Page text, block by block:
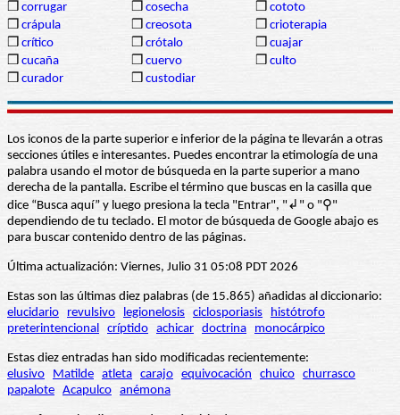
❒ corrugar ❒ cosecha ❒ cototo
❒ crápula ❒ creosota ❒ crioterapia
❒ crítico ❒ crótalo ❒ cuajar
❒ cucaña ❒ cuervo ❒ culto
❒ curador ❒ custodiar
Los iconos de la parte superior e inferior de la página te llevarán a otras
secciones útiles e interesantes. Puedes encontrar la etimología de una
palabra usando el motor de búsqueda en la parte superior a mano
derecha de la pantalla. Escribe el término que buscas en la casilla que
dice “Busca aquí” y luego presiona la tecla "Entrar", "↲" o "⚲"
dependiendo de tu teclado. El motor de búsqueda de Google abajo es
para buscar contenido dentro de las páginas.
Última actualización: Viernes, Julio 31 05:08 PDT 2026
Estas son las últimas diez palabras (de 15.865) añadidas al diccionario:
elucidario
revulsivo legionelosis ciclosporiasis
histótrofo
preterintencional críptido achicar doctrina monocárpico
Estas diez entradas han sido modificadas recientemente:
elusivo
Matilde atleta carajo equivocación chuico churrasco
papalote Acapulco anémona